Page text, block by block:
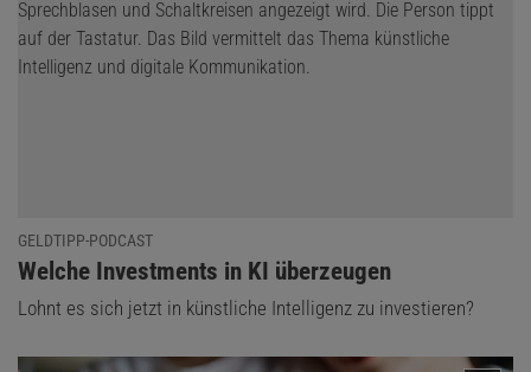
GELDTIPP-PODCAST
:
Welche Investments in KI überzeugen
Lohnt es sich jetzt in künstliche Intelligenz zu investieren?